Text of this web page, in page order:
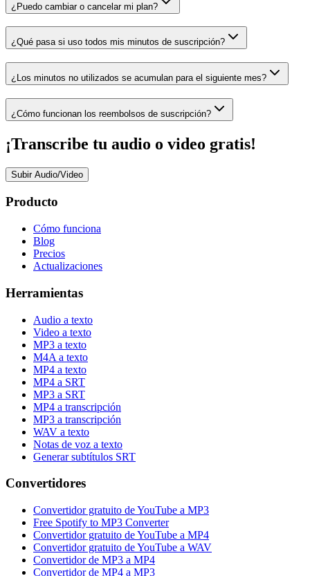
¿Puedo cambiar o cancelar mi plan?
¿Qué pasa si uso todos mis minutos de suscripción?
¿Los minutos no utilizados se acumulan para el siguiente mes?
¿Cómo funcionan los reembolsos de suscripción?
¡Transcribe tu audio o video gratis!
Subir Audio/Video
Producto
Cómo funciona
Blog
Precios
Actualizaciones
Herramientas
Audio a texto
Video a texto
MP3 a texto
M4A a texto
MP4 a texto
MP4 a SRT
MP3 a SRT
MP4 a transcripción
MP3 a transcripción
WAV a texto
Notas de voz a texto
Generar subtítulos SRT
Convertidores
Convertidor gratuito de YouTube a MP3
Free Spotify to MP3 Converter
Convertidor gratuito de YouTube a MP4
Convertidor gratuito de YouTube a WAV
Convertidor de MP3 a MP4
Convertidor de MP4 a MP3